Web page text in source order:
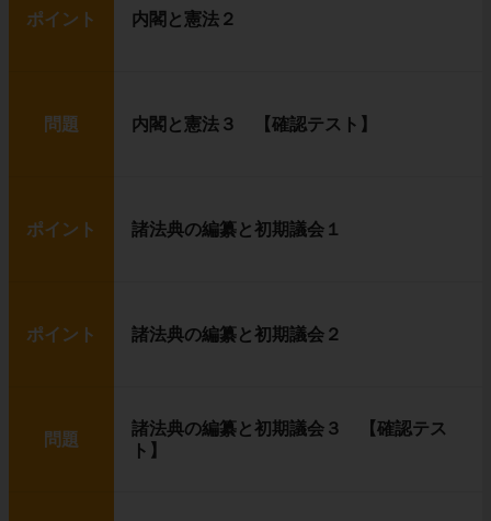
ポイント 内閣と憲法２
問題 内閣と憲法３ 【確認テスト】
ポイント 諸法典の編纂と初期議会１
ポイント 諸法典の編纂と初期議会２
問題
諸法典の編纂と初期議会３ 【確認テス
ト】